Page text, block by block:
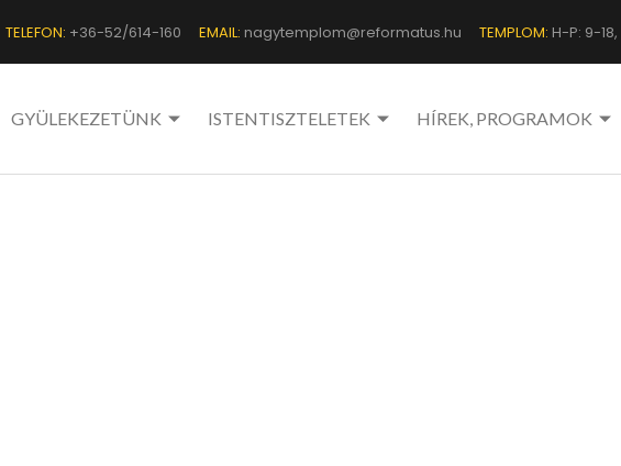
TELEFON: +36-52/614-160 EMAIL: nagytemplom@reformatus.hu TEMPLOM: H-P: 9-18,
GYÜLEKEZETÜNK ISTENTISZTELETEK HÍREK, PROGRAMOK